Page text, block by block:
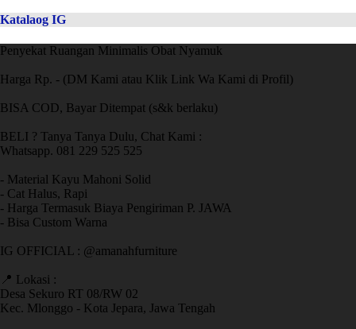
Katalaog IG
Penyekat Ruangan Minimalis Obat Nyamuk
Harga Rp. - (DM Kami atau Klik Link Wa Kami di Profil)
BISA COD, Bayar Ditempat (s&k berlaku)
BELI ? Tanya Tanya Dulu, Chat Kami :
Whatsapp. 081 229 525 525
- Material Kayu Mahoni Solid
- Cat Halus, Rapi
- Harga Termasuk Biaya Pengiriman P. JAWA
- Bisa Custom Warna
IG OFFICIAL : @amanahfurniture
📍 Lokasi :
Desa Sekuro RT 08/RW 02
Kec. Mlonggo - Kota Jepara, Jawa Tengah